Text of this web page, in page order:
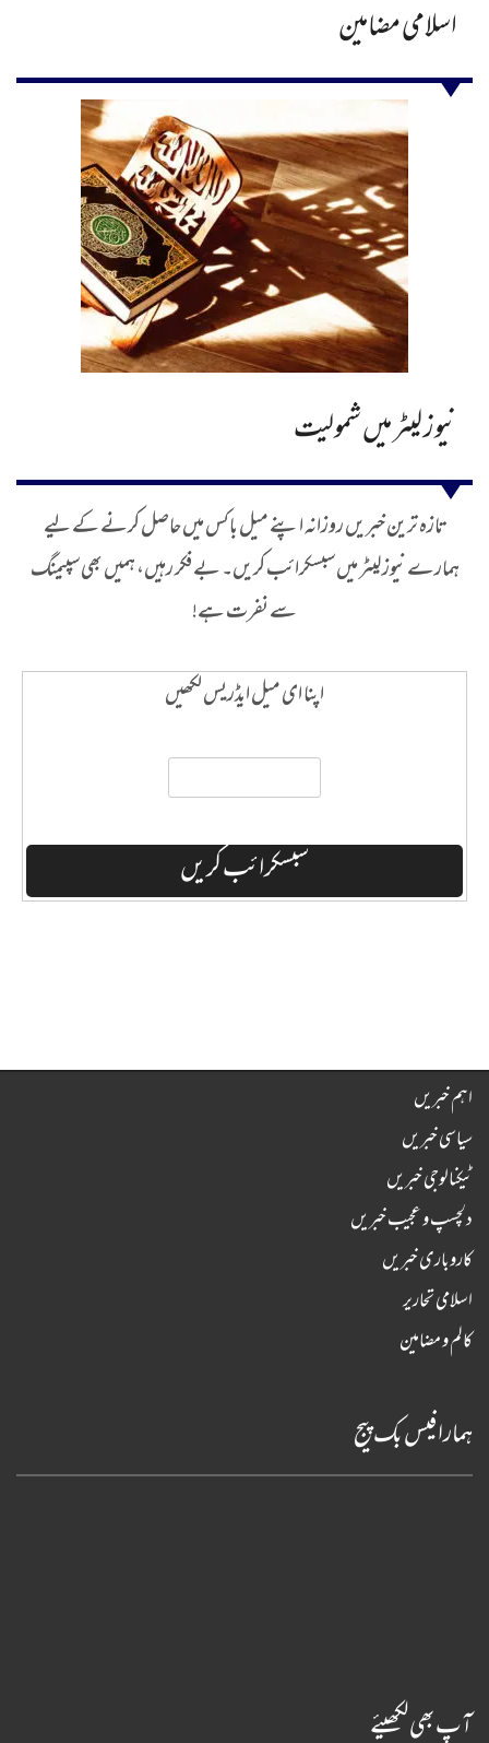
اسلامی مضامین
نیوز لیٹر میں شمولیت
تازہ ترین خبریں روزانہ اپنے میل باکس میں حاصل کرنے کے لیے
ہمارے نیوز لیٹر میں سبسکرائب کریں۔ بے فکر رہیں، ہمیں بھی سپیمنگ
سے نفرت ہے!
اپنا ای میل ایڈریس لکھیں
اہم خبریں
سیاسی خبریں
ٹیکنالوجی خبریں
دلچسپ و عجیب خبریں
کاروباری خبریں
اسلامی تحاریر
کالم و مضامین
ہمارا فیس بک پیج
آپ بھی لکھیئے